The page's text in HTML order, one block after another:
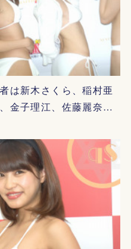
は新木さくら、稲村亜
金子理江、佐藤麗奈…